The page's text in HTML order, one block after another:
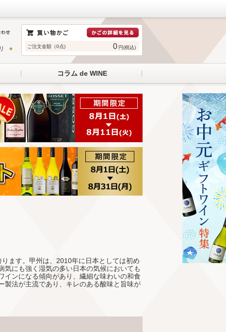
ご注文金額（0点) 0 円(税込)
コラム de WINE
ます。甲州は、2010年に日本としては初め
にも強く湿気の多い日本の気候においても
インになる傾向があり、繊細な味わいの和食
製法が主流であり、キレのある酸味と旨味が